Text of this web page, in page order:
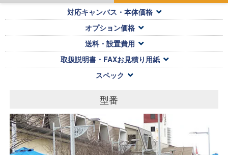
対応キャンバス・本体価格
オプション価格
送料・設置費用
取扱説明書・FAXお見積り用紙
スペック
型番